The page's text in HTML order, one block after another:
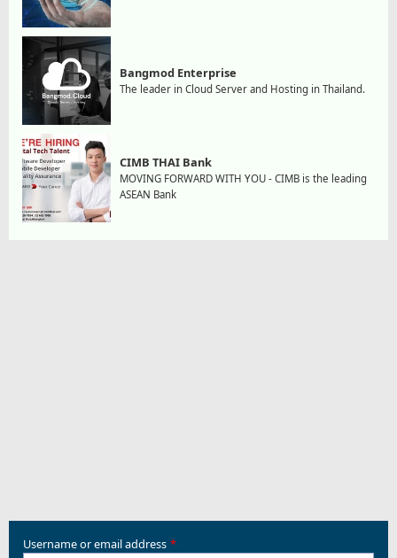
Bangmod Enterprise
The leader in Cloud Server and Hosting in Thailand.
CIMB THAI Bank
MOVING FORWARD WITH YOU - CIMB is the leading
ASEAN Bank
Username or email address